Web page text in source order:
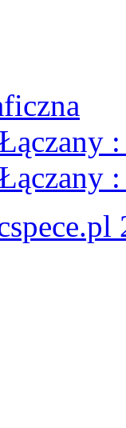
:
: